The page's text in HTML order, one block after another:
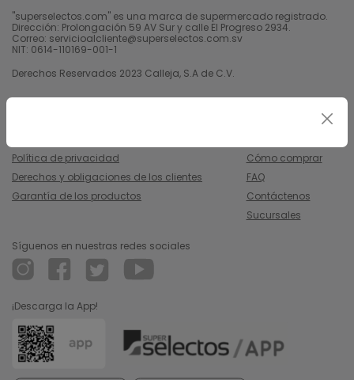
"superselectos.com" es una marca de supermercado registrado.
Dirección: Prolongación 59 AV Sur y calle El Progreso 2934.
Correo: servicioalcliente@superselectos.com.sv
NIT: 0614-110169-001-1
Derechos Reservados 2023 Calleja, S.A de C.V.
Política de privacidad
Derechos y obligaciones de los clientes
Garantía de los productos
Cómo comprar
FAQ
Contáctenos
Sucursales
Síguenos en nuestras redes sociales
¡Descarga la App!